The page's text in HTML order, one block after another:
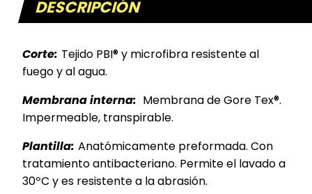
DESCRIPCIÓN
Corte: Tejido PBI® y microfibra resistente al
fuego y al agua.
Membrana interna: Membrana de Gore Tex®.
Impermeable, transpirable.
Plantilla: Anatómicamente preformada. Con
tratamiento antibacteriano. Permite el lavado a
30ºC y es resistente a la abrasión.